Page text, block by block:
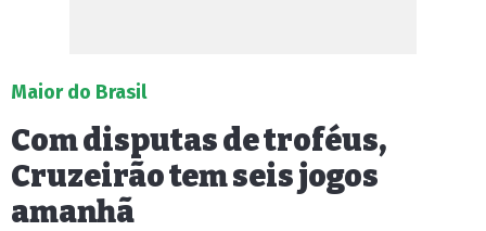
Maior do Brasil
Com disputas de troféus,
Cruzeirão tem seis jogos
amanhã